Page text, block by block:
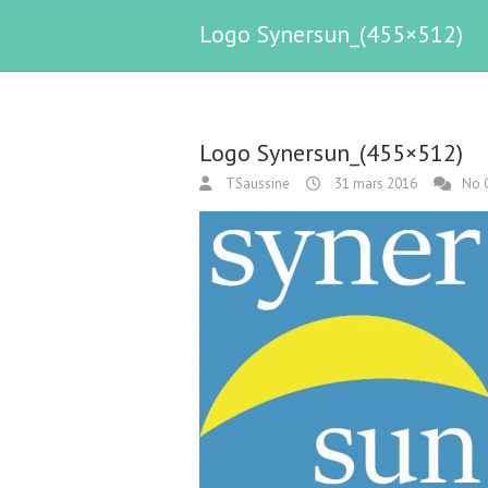
Logo Synersun_(455×512)
Logo Synersun_(455×512)
TSaussine 31 mars 2016 No